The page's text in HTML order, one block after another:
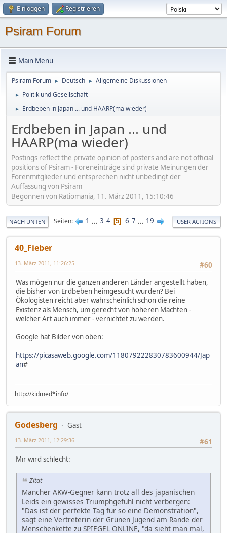
Einloggen Registrieren
Psiram Forum
Main Menu
Psiram Forum ► Deutsch ► Allgemeine Diskussionen
► Politik und Gesellschaft
► Erdbeben in Japan ... und HAARP(ma wieder)
Erdbeben in Japan ... und
HAARP(ma wieder)
Postings reflect the private opinion of posters and are not official
positions of Psiram - Foreneinträge sind private Meinungen der
Forenmitglieder und entsprechen nicht unbedingt der
Auffassung von Psiram
Begonnen von Ratiomania, 11. März 2011, 15:10:46
NACH UNTEN Seiten 1 ... 3 4 5 6 7 ... 19 USER ACTIONS
40_Fieber
#60
13. März 2011, 11:26:25
Was mögen nur die ganzen anderen Länder angestellt haben,
die bisher von Erdbeben heimgesucht wurden? Bei
Ökologisten reicht aber wahrscheinlich schon die reine
Existenz als Mensch, um gerecht von höheren Mächten -
welcher Art auch immer - vernichtet zu werden.
Google hat Bilder von oben:
https://picasaweb.google.com/118079222830783600944/Jap
an#
http://kidmed*info/
Godesberg
Gast
#61
13. März 2011, 12:29:36
Mir wird schlecht:
Zitat
Mancher AKW-Gegner kann trotz all des japanischen
Leids ein gewisses Triumphgefühl nicht verbergen:
"Das ist der perfekte Tag für so eine Demonstration",
sagt eine Vertreterin der Grünen Jugend am Rande der
Menschenkette zu SPIEGEL ONLINE, "da sieht man mal,